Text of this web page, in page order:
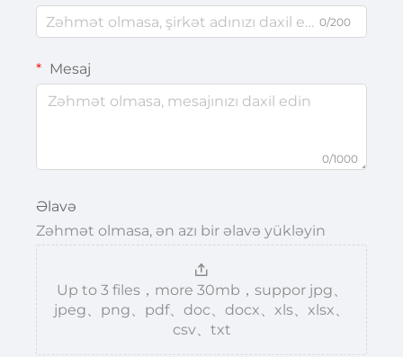
0/200
Mesaj
0/1000
Əlavə
Zəhmət olmasa, ən azı bir əlavə yükləyin
Up to 3 files，more 30mb，suppor jpg、
jpeg、png、pdf、doc、docx、xls、xlsx、
csv、txt